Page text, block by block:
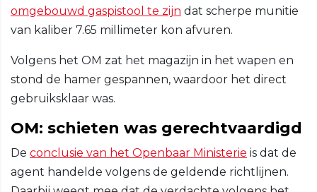
omgebouwd gaspistool te zijn dat scherpe munitie
van kaliber 7.65 millimeter kon afvuren.
Volgens het OM zat het magazijn in het wapen en
stond de hamer gespannen, waardoor het direct
gebruiksklaar was.
OM: schieten was gerechtvaardigd
De conclusie van het Openbaar Ministerie is dat de
agent handelde volgens de geldende richtlijnen.